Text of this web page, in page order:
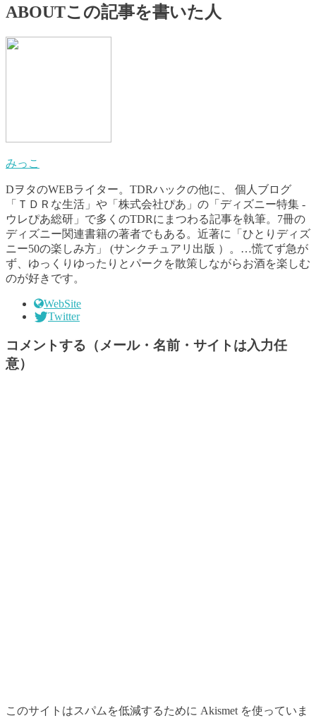
ABOUTこの記事を書いた人
みっこ
DヲタのWEBライター。TDRハックの他に、 個人ブログ
「ＴＤＲな生活」や「株式会社ぴあ」の「ディズニー特集 -
ウレぴあ総研」で多くのTDRにまつわる記事を執筆。7冊の
ディズニー関連書籍の著者でもある。近著に「ひとりディズ
ニー50の楽しみ方」 (サンクチュアリ出版 ）。…慌てず急が
ず、ゆっくりゆったりとパークを散策しながらお酒を楽しむ
のが好きです。
WebSite
Twitter
コメントする（メール・名前・サイトは入力任
意）
このサイトはスパムを低減するために Akismet を使っていま